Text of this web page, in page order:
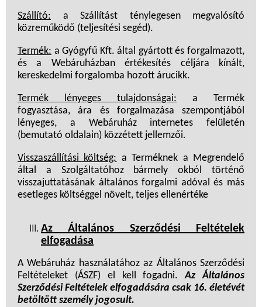
Szállító: a Szállítást ténylegesen megvalósító
közreműködő (teljesítési segéd).
Termék: a Gyógyfű Kft. által gyártott és forgalmazott,
és a Webáruházban értékesítés céljára kínált,
kereskedelmi forgalomba hozott árucikk.
Termék lényeges tulajdonságai: a Termék
fogyasztása, ára és forgalmazása szempontjából
lényeges, a Webáruház internetes felületén
(bemutató oldalain) közzétett jellemzői.
Visszaszállítási költség: a Terméknek a Megrendelő
által a Szolgáltatóhoz bármely okból történő
visszajuttatásának általános forgalmi adóval és más
esetleges költséggel növelt, teljes ellenértéke
Az Általános Szerződési Feltételek
elfogadása
A Webáruház használatához az Általános Szerződési
Feltételeket (ÁSZF) el kell fogadni.Az Általános
Szerződési Feltételek elfogadására csak 16. életévét
betöltött személy jogosult.